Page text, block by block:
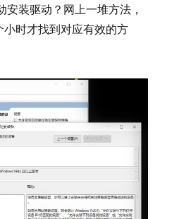
安装驱动？网上一堆方法，
时才找到对应有效的方